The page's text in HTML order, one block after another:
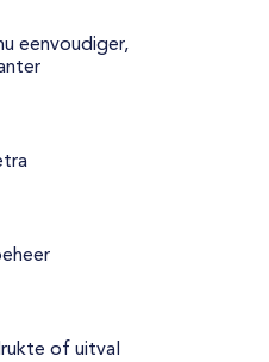
eenvoudiger,
of uitval